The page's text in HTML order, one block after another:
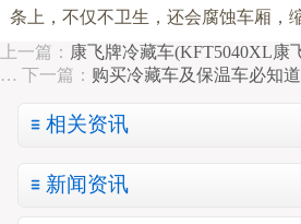
条上，不仅不卫生，还会腐蚀车厢，
上一篇： 康飞牌冷藏车(KFT5040XL康
… 下一篇： 购买冷藏车及保温车必知
相关资讯
新闻资讯